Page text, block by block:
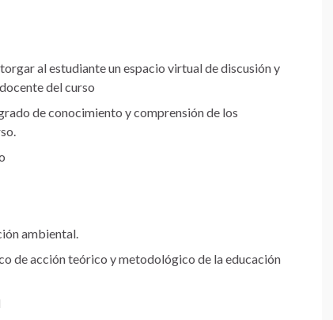
al estudiante un espacio virtual de discusión y
del curso
de conocimiento y comprensión de los
ambiental.
de acción teórico y metodológico de la educación